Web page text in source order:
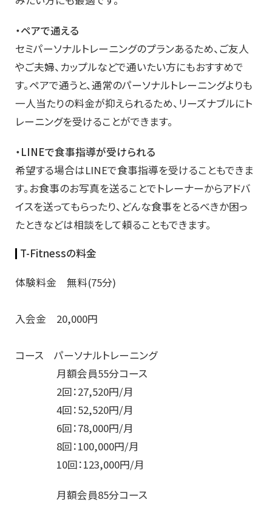
・ペアで通える
セミパーソナルトレーニングのプランあるため、ご友人
やご夫婦、カップルなどで通いたい方にもおすすめで
す。ペアで通うと、通常のパーソナルトレーニングよりも
一人当たりの料金が抑えられるため、リーズナブルにト
レーニングを受けることができます。
・LINEで食事指導が受けられる
希望する場合はLINEで食事指導を受けることもできま
す。お食事のお写真を送ることでトレーナーからアドバ
イスを送ってもらったり、どんな食事をとるべきか困っ
たときなどは相談をして頼ることもできます。
T-Fitnessの料金
体験料金 無料(75分)
入会金 20,000円
コース パーソナルトレーニング
月額会員55分コース
2回：27,520円/月
4回：52,520円/月
6回：78,000円/月
8回：100,000円/月
10回：123,000円/月
月額会員85分コース